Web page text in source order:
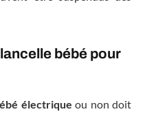
bébé pour
électrique ou non doit